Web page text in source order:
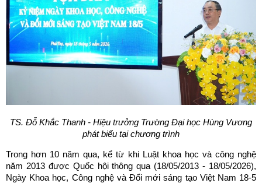
TS. Đỗ Khắc Thanh - Hiệu trưởng Trường Đại học Hùng Vương
phát biểu tại chương trình
Trong hơn 10 năm qua, kể từ khi Luật khoa học và công nghệ
năm 2013 được Quốc hội thông qua (18/05/2013 - 18/05/2026),
Ngày Khoa học, Công nghệ và Đổi mới sáng tạo Việt Nam 18-5